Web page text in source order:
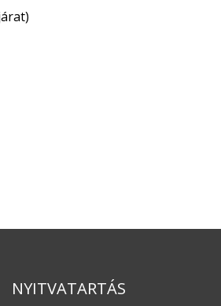
NYITVATARTÁS